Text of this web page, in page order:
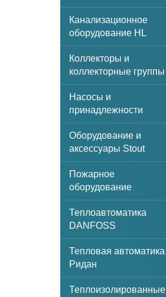
Канализационное
оборудование HL
Коллекторы и
коллекторные группы
Насосы и
принадлежности
Оборудование и
аксессуары Stout
Пожарное
оборудование
Теплоавтоматика
DANFOSS
Тепловая автоматика
Ридан
Теплоизолированные